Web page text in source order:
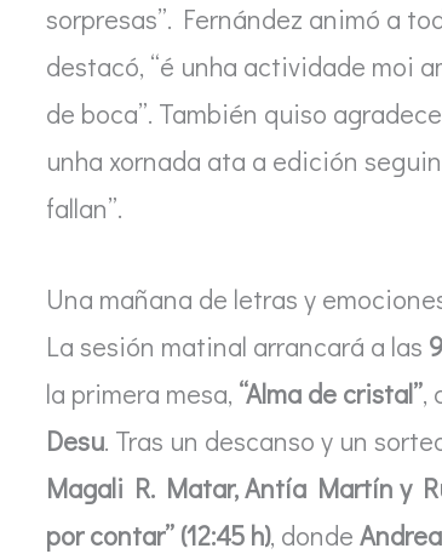
sorpresas”. Fernández animó a
destacó, “é unha actividade moi
de boca”. También quiso
unha xornada ata a edición
fallan”.
Una mañana de letras y
La sesión matinal arrancará a las
la primera mesa, “Alma de cristal”,
Desu. Tras un descanso y un
Magali R. Matar, Antía Martín y
por contar” (12:45 h), donde